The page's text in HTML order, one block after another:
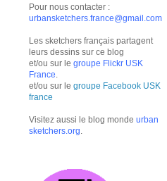
Pour nous contacter :
urbansketchers.france@gmail.com
Les sketchers français partagent
leurs dessins sur ce blog
et/ou sur le groupe Flickr USK
France
et/ou sur le groupe Facebook USK
france
Visitez aussi le blog monde urban
sketchers.org